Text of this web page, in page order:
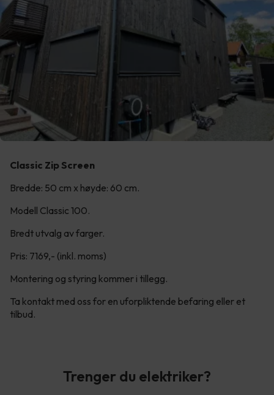
Classic Zip Screen
Bredde: 50 cm x høyde: 60 cm.
Modell Classic 100.
Bredt utvalg av farger.
Pris: 7169,- (inkl. moms)
Montering og styring kommer i tillegg.
Ta kontakt med oss for en uforpliktende befaring eller et
tilbud.
Trenger du elektriker?